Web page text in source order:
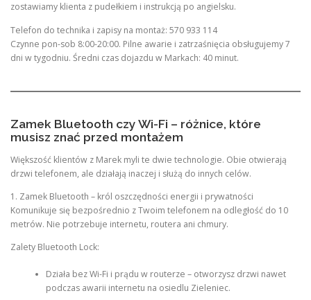
zostawiamy klienta z pudełkiem i instrukcją po angielsku.
Telefon do technika i zapisy na montaż: 570 933 114
Czynne pon-sob 8:00-20:00. Pilne awarie i zatrzaśnięcia obsługujemy 7
dni w tygodniu. Średni czas dojazdu w Markach: 40 minut.
Zamek Bluetooth czy Wi-Fi – różnice, które
musisz znać przed montażem
Większość klientów z Marek myli te dwie technologie. Obie otwierają
drzwi telefonem, ale działają inaczej i służą do innych celów.
1. Zamek Bluetooth – król oszczędności energii i prywatności
Komunikuje się bezpośrednio z Twoim telefonem na odległość do 10
metrów. Nie potrzebuje internetu, routera ani chmury.
Zalety Bluetooth Lock:
Działa bez Wi-Fi i prądu w routerze – otworzysz drzwi nawet
podczas awarii internetu na osiedlu Zieleniec.